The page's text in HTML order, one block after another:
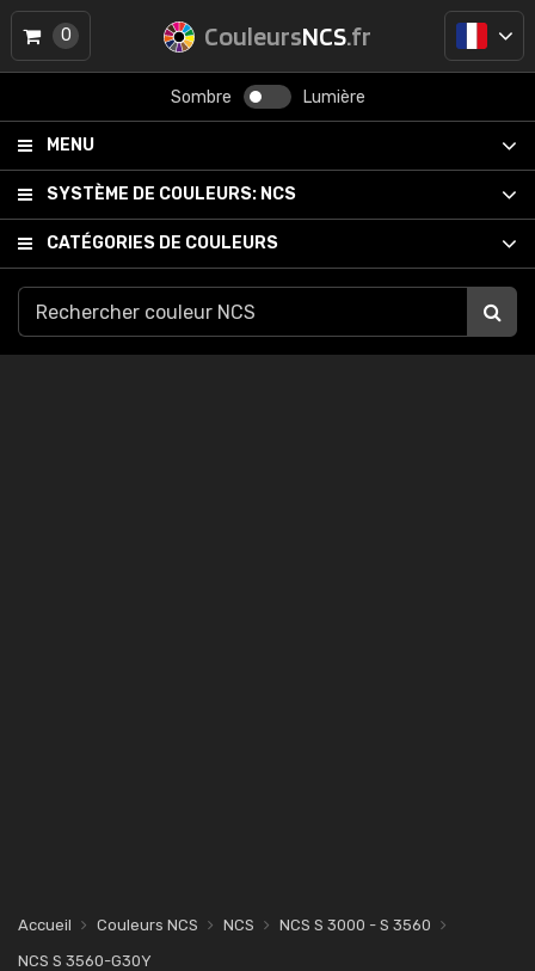
CouleursNCS.fr
Sombre Lumière
MENU
SYSTÈME DE COULEURS: NCS
CATÉGORIES DE COULEURS
0
Accueil Couleurs NCS NCS
NCS S 3000 - S 3560
NCS S 3560-G30Y